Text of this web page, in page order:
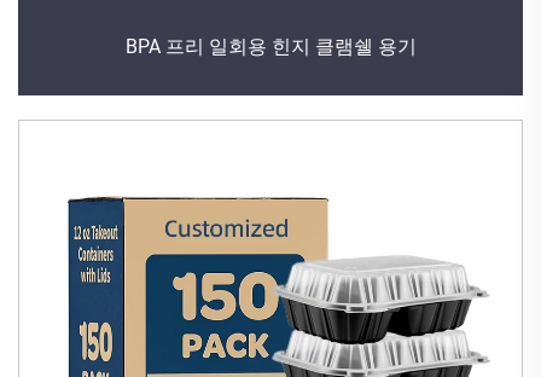
BPA 프리 일회용 힌지 클램쉘 용기